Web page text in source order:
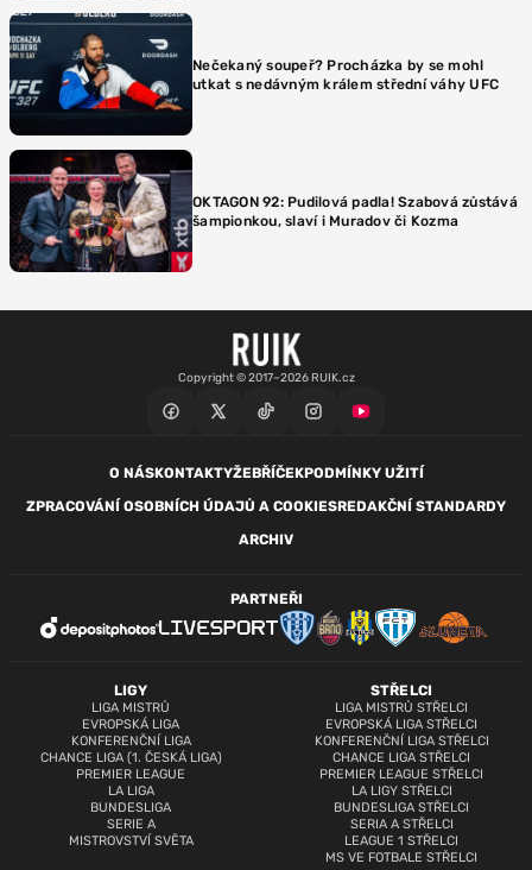
Nečekaný soupeř? Procházka by se mohl
utkat s nedávným králem střední váhy UFC
OKTAGON 92: Pudilová padla! Szabová zůstává
šampionkou, slaví i Muradov či Kozma
Copyright © 2017–2026 RUIK.cz
O NÁSKONTAKTYŽEBŘÍČEKPODMÍNKY UŽITÍ
ZPRACOVÁNÍ OSOBNÍCH ÚDAJŮ A COOKIESREDAKČNÍ STANDARDY
ARCHIV
LIGY
LIGA MISTRŮ
EVROPSKÁ LIGA
KONFERENČNÍ LIGA
CHANCE LIGA (1. ČESKÁ LIGA)
PREMIER LEAGUE
LA LIGA
BUNDESLIGA
SERIE A
MISTROVSTVÍ SVĚTA
STŘELCI
LIGA MISTRŮ STŘELCI
EVROPSKÁ LIGA STŘELCI
KONFERENČNÍ LIGA STŘELCI
CHANCE LIGA STŘELCI
PREMIER LEAGUE STŘELCI
LA LIGY STŘELCI
BUNDESLIGA STŘELCI
SERIA A STŘELCI
LEAGUE 1 STŘELCI
MS VE FOTBALE STŘELCI
PARTNEŘI